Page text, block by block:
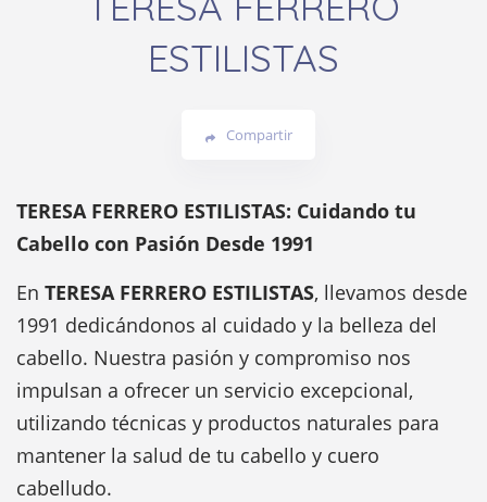
ESTILISTAS
Compartir
TERESA FERRERO ESTILISTAS: Cuidando tu
Cabello con Pasión Desde 1991
En TERESA FERRERO ESTILISTAS, llevamos desde
1991 dedicándonos al cuidado y la belleza del
cabello. Nuestra pasión y compromiso nos
impulsan a ofrecer un servicio excepcional,
utilizando técnicas y productos naturales para
mantener la salud de tu cabello y cuero
cabelludo.